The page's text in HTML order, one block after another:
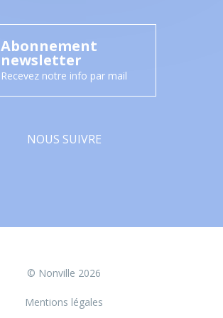
Abonnement
newsletter
Recevez notre info par mail
NOUS SUIVRE
© Nonville 2026
Mentions légales